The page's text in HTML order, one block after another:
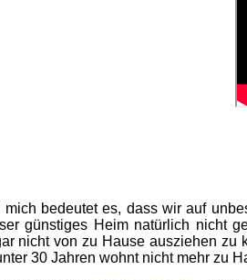
bedeutet es, dass wir auf
günstiges Heim natürlich nicht
nicht von zu Hause ausziehen
30 Jahren wohnt nicht mehr zu